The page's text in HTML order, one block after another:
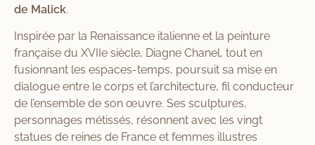
de Malick.
Inspirée par la Renaissance italienne et la peinture
française du XVIIe siècle, Diagne Chanel, tout en
fusionnant les espaces-temps, poursuit sa mise en
dialogue entre le corps et l’architecture, fil conducteur
de l’ensemble de son œuvre. Ses sculptures,
personnages métissés, résonnent avec les vingt
statues de reines de France et femmes illustres